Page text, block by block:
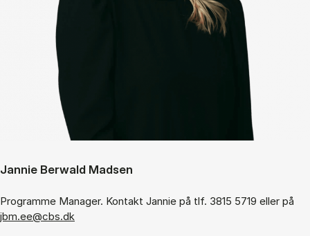
Jannie Berwald Madsen
Programme Manager. Kontakt Jannie på tlf. 3815 5719 eller på
jbm.ee@cbs.dk